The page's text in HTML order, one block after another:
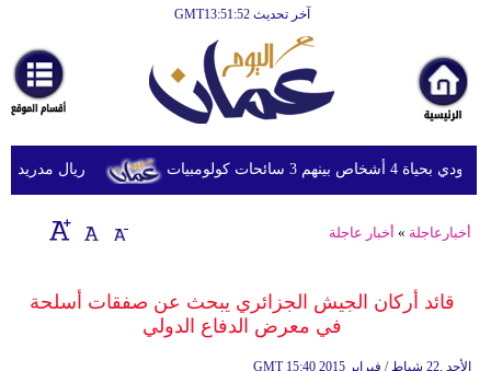
آخر تحديث GMT13:51:52
أخبارعاجلة
رياضة
ثقافة
إقتصاد
وموسيقى
ريال مدريد سائحات كولومبيات
أخبارعاجلة » أخبار عاجلة
قائد أركان الجيش الجزائري يبحث عن صفقات أسلحة
في معرض الدفاع الدولي
GMT 15:40 2015 الأحد ,22 شباط / فبراير